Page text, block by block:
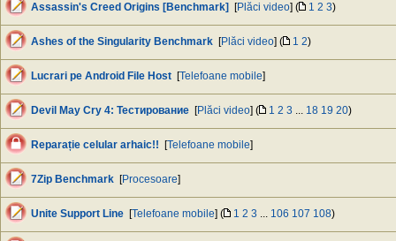
Assassin's Creed Origins [Benchmark] [Plăci video] ( 1 2 3)
Ashes of the Singularity Benchmark [Plăci video] ( 1 2)
Lucrari pe Android File Host [Telefoane mobile]
Devil May Cry 4: Тестирование [Plăci video] ( 1 2 3 ... 18 19 20)
Reparație celular arhaic!! [Telefoane mobile]
7Zip Benchmark [Procesoare]
Unite Support Line [Telefoane mobile] ( 1 2 3 ... 106 107 108)